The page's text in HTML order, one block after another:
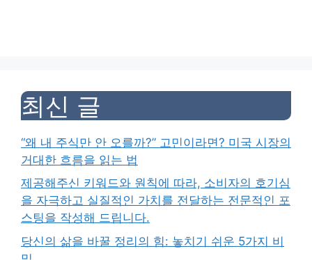
최신 글
“왜 내 주식만 안 오를까?” 고민이라면? 미국 시장의
거대한 흐름을 읽는 법
제공해주신 키워드와 원칙에 따라, 소비자의 호기심
을 자극하고 실질적인 가치를 전달하는 전문적인 포
스팅을 작성해 드립니다.
당신의 삶을 바꿀 정리의 힘: 놓치기 쉬운 5가지 비